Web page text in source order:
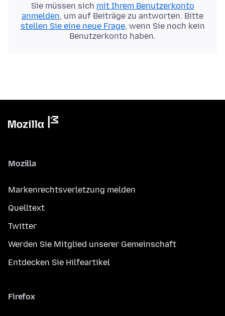
Sie müssen sich mit Ihrem Benutzerkonto
anmelden, um auf Beiträge zu antworten. Bitte
stellen Sie eine neue Frage, wenn Sie noch kein
Benutzerkonto haben.
Mozilla
Markenrechtsverletzung melden
Quelltext
Twitter
Werden Sie Mitglied unserer Gemeinschaft
Entdecken Sie Hilfeartikel
Firefox